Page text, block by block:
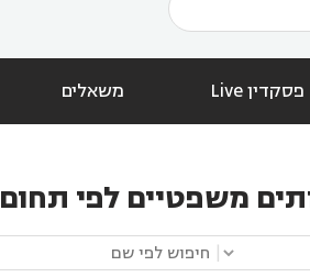
פסקדין Live משאלים
משפטיים לפי תחום